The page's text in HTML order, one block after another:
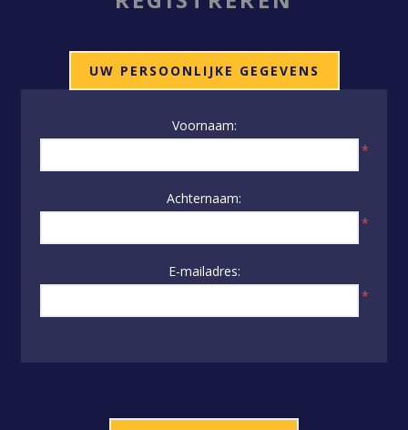
UW PERSOONLIJKE GEGEVENS
Voornaam:
*
Achternaam:
*
E-mailadres:
*